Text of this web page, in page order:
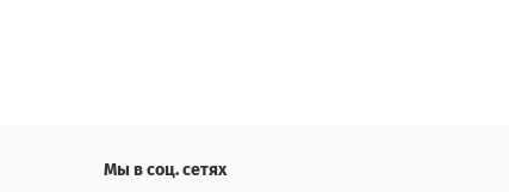
Мы в соц. сетях